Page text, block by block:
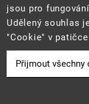
2021 ©
jsou pro
Udělený souhlas
"Cookie" v
Přijmout všechny